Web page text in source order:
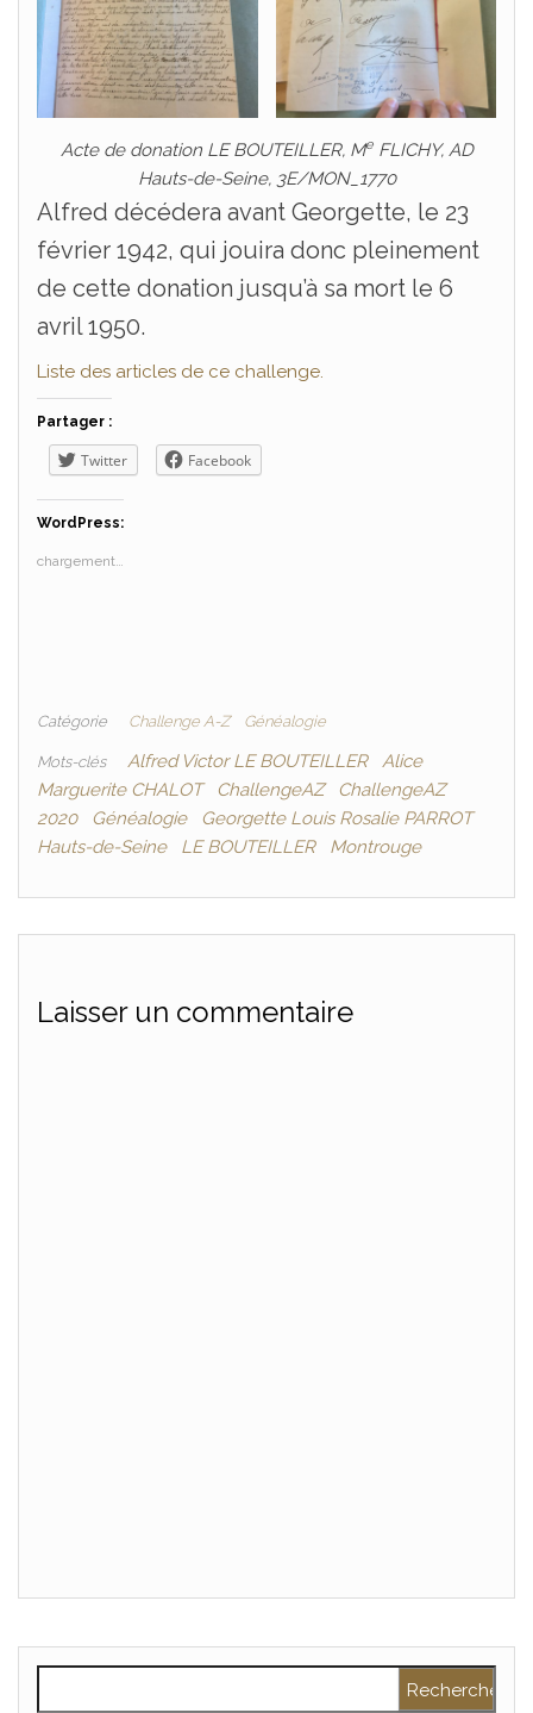
Acte de donation LE BOUTEILLER, MeFLICHY, AD
Hauts-de-Seine, 3E/MON_1770
Alfred décédera avant Georgette, le 23
février 1942, qui jouira donc pleinement
de cette donation jusqu’à sa mort le 6
avril 1950.
Liste des articles de ce challenge.
Partager :
Twitter Facebook
WordPress:
chargement…
Catégorie Challenge A-Z Généalogie
Mots-clés Alfred Victor LE BOUTEILLER
Alice
Marguerite CHALOT
ChallengeAZ
ChallengeAZ
2020
Généalogie
Georgette Louis Rosalie PARROT
Hauts-de-Seine
LE BOUTEILLER Montrouge
Laisser un commentaire